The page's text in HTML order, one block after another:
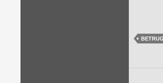
BETRUG